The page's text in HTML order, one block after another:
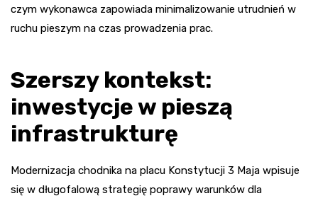
czym wykonawca zapowiada minimalizowanie utrudnień w
ruchu pieszym na czas prowadzenia prac.
Szerszy kontekst:
inwestycje w pieszą
infrastrukturę
Modernizacja chodnika na placu Konstytucji 3 Maja wpisuje
się w długofalową strategię poprawy warunków dla